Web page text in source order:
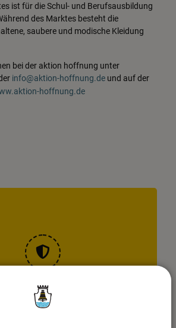
ist für die Schul- und Berufsausbildung
des Marktes besteht die
saubere und modische Kleidung
bei der aktion hoffnung unter
info@aktion-hoffnung.de und auf der
hoffnung.de
wird derzeit
nicht angezeigt